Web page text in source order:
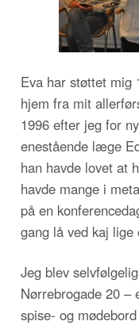
Eva har støttet mig
hjem fra mit
1996 efter jeg for
enestående læge
han havde lovet at
havde mange i
på en
gang lå ved kaj lige
Jeg blev
Nørrebrogade 20 –
spise- og